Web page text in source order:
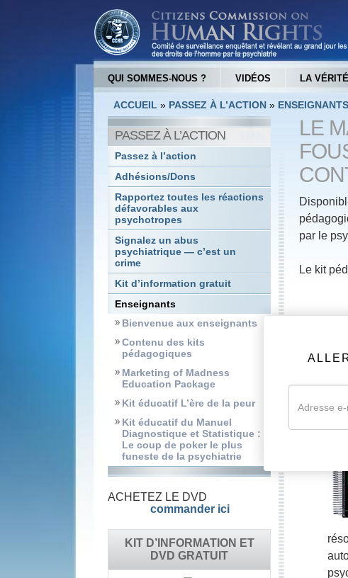
QUI SOMMES-NOUS ? VIDÉOS LA
ACCUEIL » PASSEZ À L’ACTION » ENSEIGNANTS
LE
par le
Le kit
PASSEZ À L’ACTION
Passez à l’action
Adhésions/Dons
Rapportez toutes les réactions
défavorables aux
psychotropes
Signalez un abus
psychiatrique — c’est un
crime
Kit d’information gratuit
Enseignants
Bienvenue aux enseignants
Contenu des kits
pédagogiques
Marketing of Madness
Education Package
Kit éducatif L’ère de la peur
Kit éducatif du Manuel
Diagnostique et Statistique :
Le coup de poker le plus
funeste de la psychiatrie
ACHETEZ LE DVD
commander ici
KIT D’INFORMATION ET
DVD GRATUIT